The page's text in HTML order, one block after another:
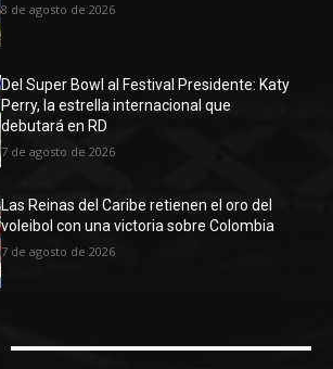
8 de agosto de 2026
Del Super Bowl al Festival Presidente: Katy
Perry, la estrella internacional que
debutará en RD
7 de agosto de 2026
Las Reinas del Caribe retienen el oro del
voleibol con una victoria sobre Colombia
7 de agosto de 2026